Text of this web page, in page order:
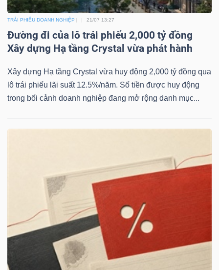
TRÁI PHIẾU DOANH NGHIỆP 21/07 13:27
Đường đi của lô trái phiếu 2,000 tỷ đồng
Xây dựng Hạ tầng Crystal vừa phát hành
Xây dựng Hạ tầng Crystal vừa huy động 2,000 tỷ đồng qua
lô trái phiếu lãi suất 12.5%/năm. Số tiền được huy động
trong bối cảnh doanh nghiệp đang mở rộng danh mục...
thông
tài
chính
Dữ